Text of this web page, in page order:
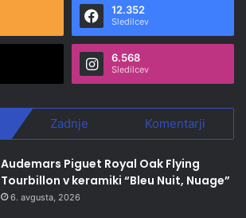
12.352
Sledilcev
6.568
Sledilcev
Zadnje Komentarji
Audemars Piguet Royal Oak Flying
Tourbillon v keramiki “Bleu Nuit, Nuage”
6. avgusta, 2026